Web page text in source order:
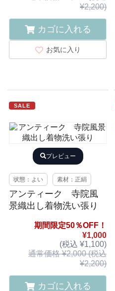
¥2,200)
カゴに入れる
お気に入り
SALE
プレビュー
状態：よい 素材：正絹
アンティーク 寺院風
景織出し着物洗い張り
期間限定50％OFF！
¥1,000
(税込 ¥1,100)
通常価格 ¥2,000 (税込
¥2,200)
カゴに入れる